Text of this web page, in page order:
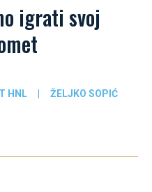
igrati svoj
HNL | ŽELJKO SOPIĆ